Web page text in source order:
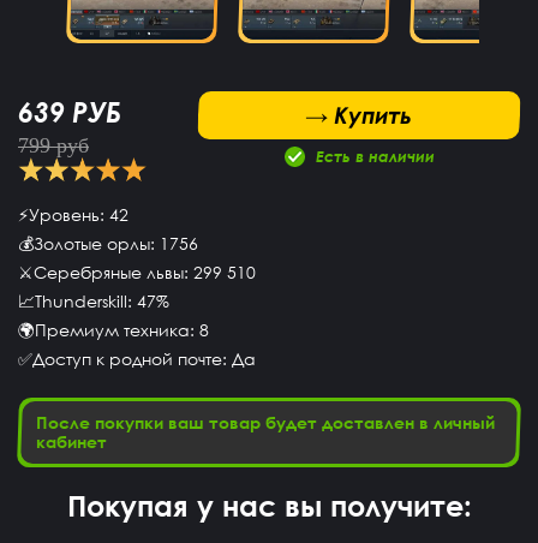
639 РУБ
799 руб
→ Купить
Купить
Есть в наличии
⚡Уровень: 42
💰Золотые орлы: 1756
⚔Серебряные львы: 299 510
📈Thunderskill: 47%
🌍Премиум техника: 8
✅Доступ к родной почте: Да
После покупки ваш товар будет доставлен в личный
кабинет
Покупая у нас вы получите: